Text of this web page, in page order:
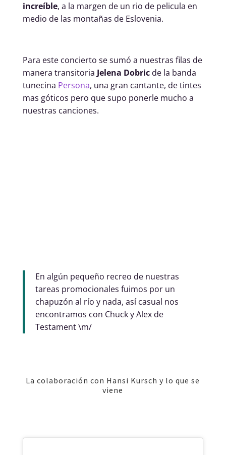
increíble, a la margen de un rio de pelicula en
medio de las montañas de Eslovenia.
Para este concierto se sumó a nuestras filas de
manera transitoria Jelena Dobricde la banda
tunecina Persona, una gran cantante, de tintes
mas góticos pero que supo ponerle mucho a
nuestras canciones.
En algún pequeño recreo de nuestras
tareas promocionales fuimos por un
chapuzón al río y nada, así casual nos
encontramos con Chuck y Alex de
Testament \m/
La colaboración con Hansi Kursch y lo que se
viene